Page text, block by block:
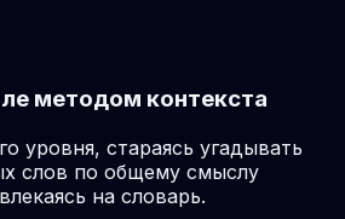
методом контекста
уровня, стараясь угадывать
слов по общему смыслу
на словарь.